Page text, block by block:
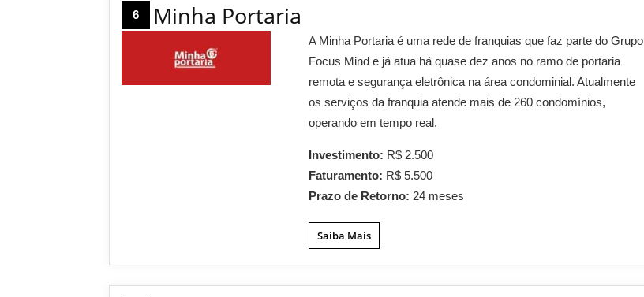
6 Minha Portaria
A Minha Portaria é uma rede de franquias que faz parte do Grupo
Focus Mind e já atua há quase dez anos no ramo de portaria
remota e segurança eletrônica na área condominial. Atualmente
os serviços da franquia atende mais de 260 condomínios,
operando em tempo real.
Investimento: R$ 2.500
Faturamento: R$ 5.500
Prazo de Retorno:24 meses
Saiba Mais